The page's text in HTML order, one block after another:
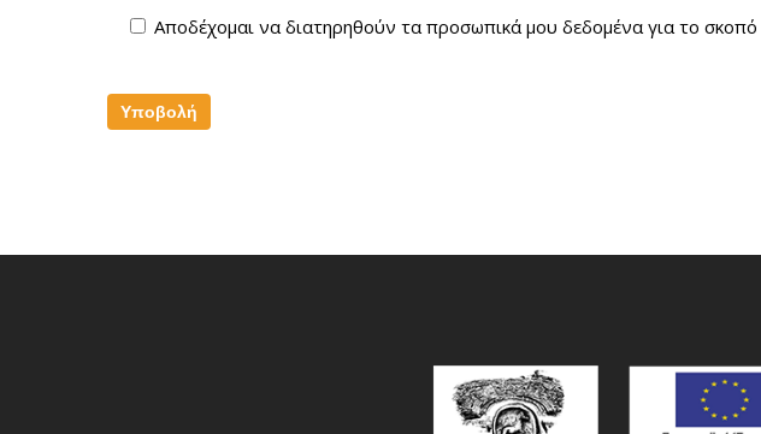
Αποδέχομαι να διατηρηθούν τα προσωπικά μου δεδομένα για το